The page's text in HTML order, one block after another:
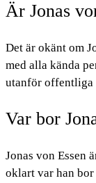
Är Jonas
Det är okänt om
med alla kända
utanför offentliga
Var bor
Jonas von Essen
oklart var han bor